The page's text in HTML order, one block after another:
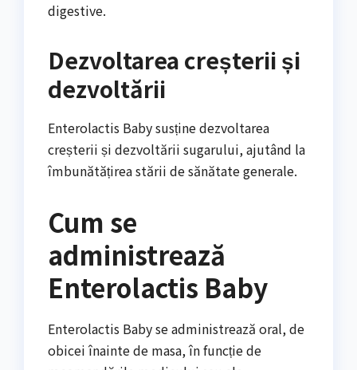
digestive.
Dezvoltarea creșterii și
dezvoltării
Enterolactis Baby susține dezvoltarea
creșterii și dezvoltării sugarului, ajutând la
îmbunătățirea stării de sănătate generale.
Cum se
administrează
Enterolactis Baby
Enterolactis Baby se administrează oral, de
obicei înainte de masa, în funcție de